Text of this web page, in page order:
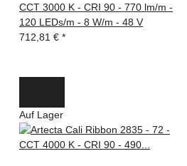
CCT 3000 K - CRI 90 - 770 lm/m -
120 LEDs/m - 8 W/m - 48 V
712,81 € *
Auf Lager